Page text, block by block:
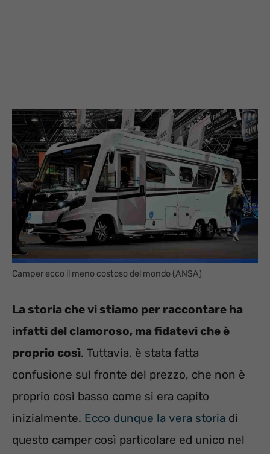
Camper ecco il meno costoso del mondo (ANSA)
La storia che vi stiamo per raccontare ha
infatti del clamoroso, ma fidatevi che è
proprio così. Tuttavia, è stata fatta
confusione sul fronte del prezzo, che non è
proprio così basso come si era capito
inizialmente. Ecco dunque la vera storia di
questo camper così particolare ed unico nel